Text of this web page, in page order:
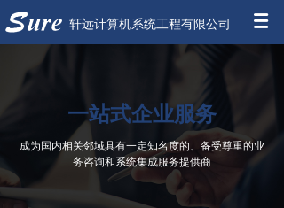
轩远计算机系统工程有限公司
一站式企业服务
成为国内相关邻域具有一定知名度的、备受尊重的业
务咨询和系统集成服务提供商